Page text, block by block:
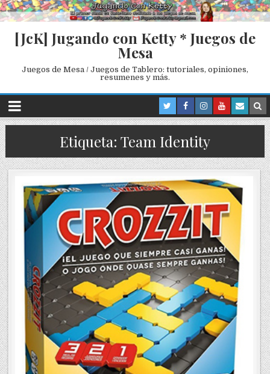
[JcK] Jugando con Ketty * Juegos de
Mesa
Juegos de Mesa / Juegos de Tablero: tutoriales, opiniones,
resumenes y más.
Etiqueta: Team Identity